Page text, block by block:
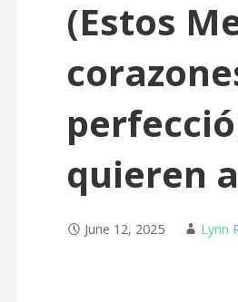
(Estos
quieren
June 12, 2025 Lynn